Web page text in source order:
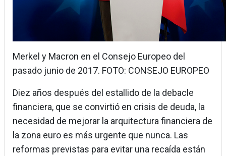
Merkel y Macron en el Consejo Europeo del
pasado junio de 2017. FOTO: CONSEJO EUROPEO
Diez años después del estallido de la debacle
financiera, que se convirtió en crisis de deuda, la
necesidad de mejorar la arquitectura financiera de
la zona euro es más urgente que nunca. Las
reformas previstas para evitar una recaída están